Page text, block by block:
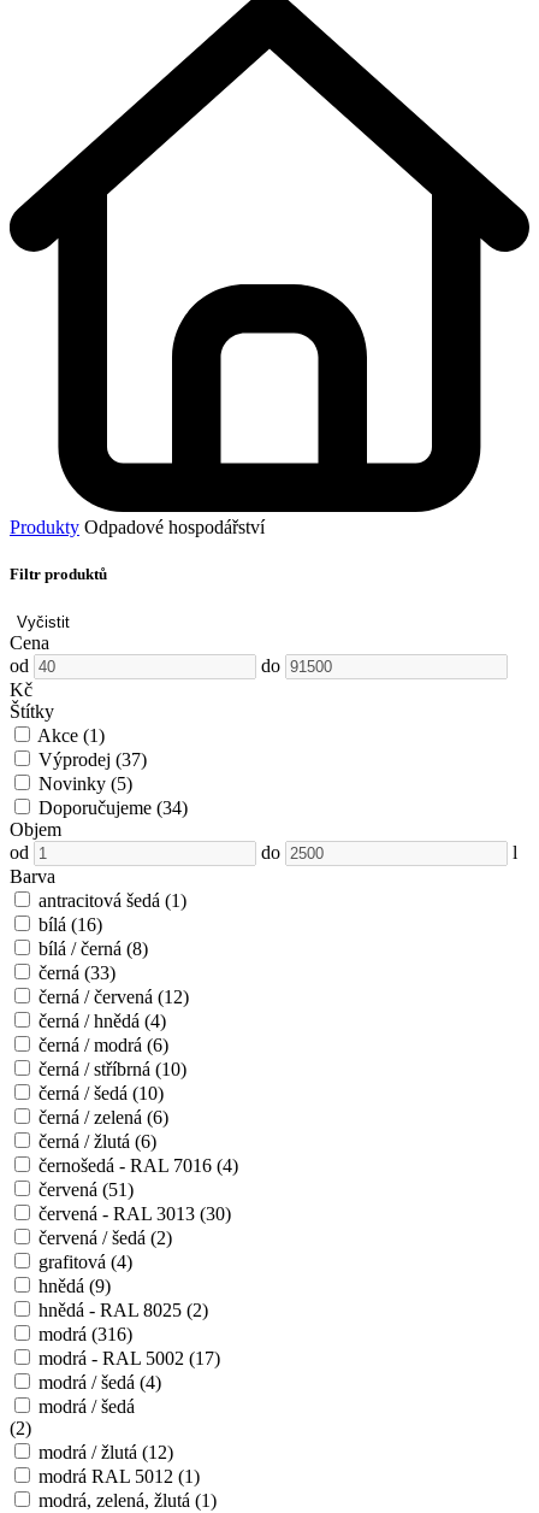
Produkty Odpadové hospodářství
Filtr produktů
Vyčistit
Cena
od
do
Kč
Štítky
Akce (1)
Výprodej (37)
Novinky (5)
Doporučujeme (34)
Objem
od
do
l
Barva
antracitová šedá (1)
bílá (16)
bílá / černá (8)
černá (33)
černá / červená (12)
černá / hnědá (4)
černá / modrá (6)
černá / stříbrná (10)
černá / šedá (10)
černá / zelená (6)
černá / žlutá (6)
černošedá - RAL 7016 (4)
červená (51)
červená - RAL 3013 (30)
červená / šedá (2)
grafitová (4)
hnědá (9)
hnědá - RAL 8025 (2)
modrá (316)
modrá - RAL 5002 (17)
modrá / šedá (4)
modrá / šedá
(2)
modrá / žlutá (12)
modrá RAL 5012 (1)
modrá, zelená, žlutá (1)